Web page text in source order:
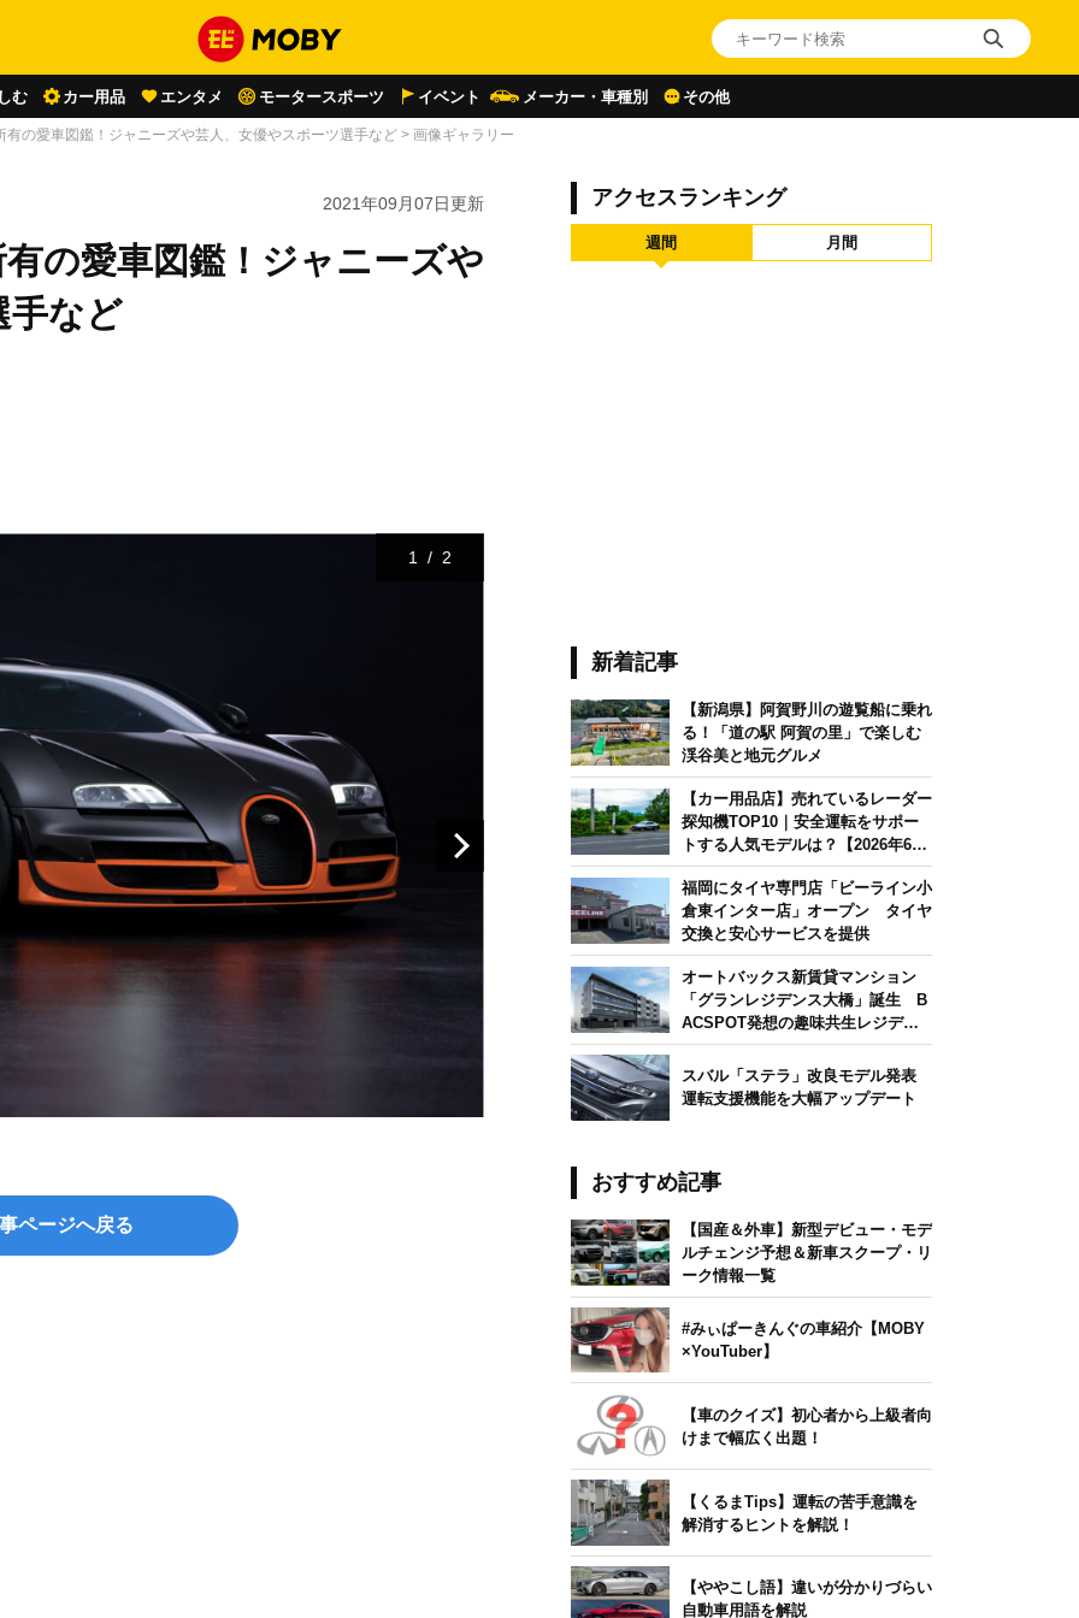
む カー用品 エンタメ モータースポーツ イベント メーカー・車種別 その他
有の愛車図鑑！ジャニーズや芸人、女優やスポーツ選手など > 画像ギャラリー
2021年09月07日更新
の愛車図鑑！ジャニーズや
手など
1 / 2
ページへ戻る
アクセスランキング
週間 月間
新着記事
【新潟県】阿賀野川の遊覧船に乗れ
る！「道の駅 阿賀の里」で楽しむ
渓谷美と地元グルメ
【カー用品店】売れているレーダー
探知機TOP10｜安全運転をサポー
トする人気モデルは？【2026年6月
版】
福岡にタイヤ専門店「ビーライン小
倉東インター店」オープン タイヤ
交換と安心サービスを提供
オートバックス新賃貸マンション
「グランレジデンス大橋」誕生 B
ACSPOT発想の趣味共生レジデン
ス
スバル「ステラ」改良モデル発表
運転支援機能を大幅アップデート
おすすめ記事
【国産＆外車】新型デビュー・モデ
ルチェンジ予想＆新車スクープ・リ
ーク情報一覧
#みぃぱーきんぐの車紹介【MOBY
×YouTuber】
【車のクイズ】初心者から上級者向
けまで幅広く出題！
【くるまTips】運転の苦手意識を
解消するヒントを解説！
【ややこし語】違いが分かりづらい
自動車用語を解説